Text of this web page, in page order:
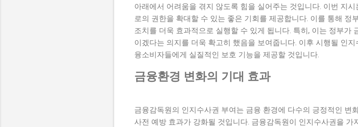
아래에서 어려움을 겪지 않도록 힘을 실어주는 것입니다. 이번 지
로의 권한을 확대할 수 있는 좋은 기회를 제공합니다. 이를 통해
조치를 더욱 효과적으로 실행할 수 있게 됩니다. 특히, 이는 정부가
이겠다는 의지를 더욱 확고히 했음을 보여줍니다. 이후 시행될 인
융소비자들에게 실질적인 보호 기능을 제공할 것입니다.
금융환경 변화의 기대 효과
금융감독원의 인지수사권 부여는 금융 환경에 다수의 긍정적인 변
사전 예방 효과가 강화될 것입니다. 금융감독원이 인지수사권을